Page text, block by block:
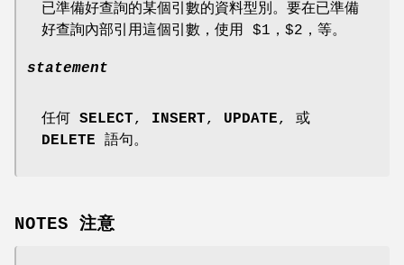
已準備好查詢的某個引數的資料型別。要在已準備
好查詢內部引用這個引數，使用 $1，$2，等。
statement
任何 SELECT, INSERT, UPDATE, 或
DELETE 語句。
NOTES 注意